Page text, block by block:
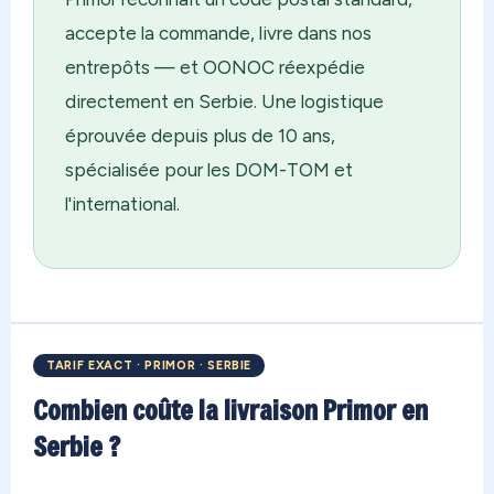
accepte la commande, livre dans nos
entrepôts — et OONOC réexpédie
directement en Serbie. Une logistique
éprouvée depuis plus de 10 ans,
spécialisée pour les DOM-TOM et
l'international.
TARIF EXACT · PRIMOR · SERBIE
Combien coûte la livraison Primor en
Serbie ?